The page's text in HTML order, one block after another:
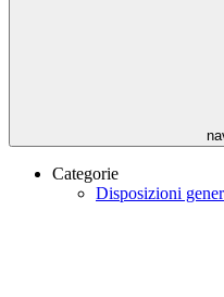
Categorie
Disposizioni